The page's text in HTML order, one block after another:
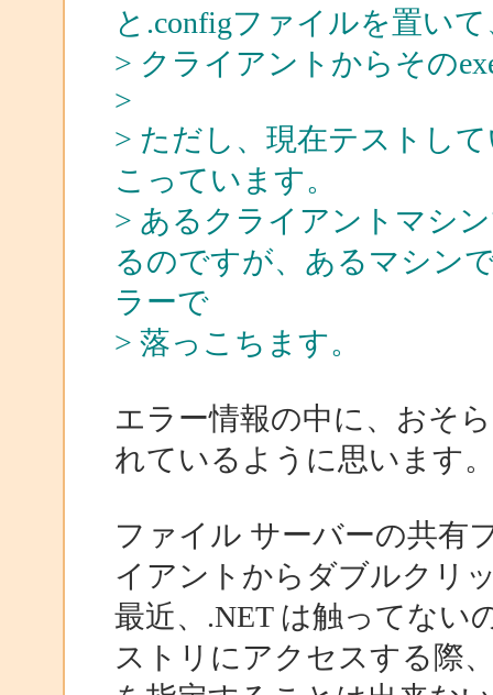
と.configファイルを置いて
> クライアントからその
>
> ただし、現在テストし
こっています。
> あるクライアントマシ
るのですが、あるマシン
ラーで
> 落っこちます。
エラー情報の中に、おそ
れているように思います
ファイル サーバーの共有
イアントからダブルクリ
最近、.NET は触ってない
ストリにアクセスする際